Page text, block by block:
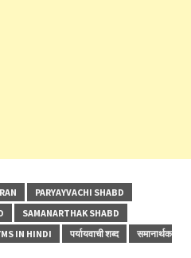
PARYAYVACHI SHABD
SAMANARTHAK SHABD
IN HINDI पर्यायवाची शब्द
समानार्थक